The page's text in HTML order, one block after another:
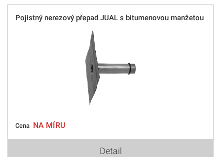
Pojistný nerezový přepad JUAL s bitumenovou manžetou
Cena NA MÍRU
Detail